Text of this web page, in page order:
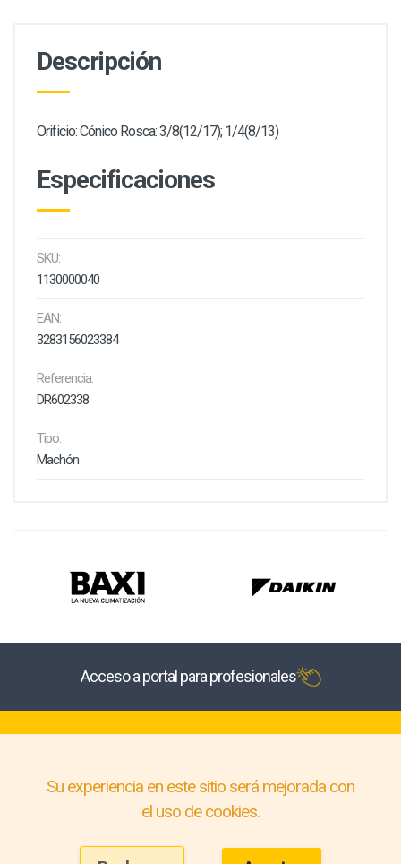
Descripción
Orificio: Cónico Rosca: 3/8(12/17); 1/4(8/13)
Especificaciones
SKU:
1130000040
EAN:
3283156023384
Referencia:
DR602338
Tipo:
Machón
Acceso a portal para profesionales
Su experiencia en este sitio será mejorada con
el uso de cookies.